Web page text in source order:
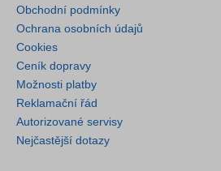
Obchodní podmínky
Ochrana osobních údajů
Cookies
Ceník dopravy
Možnosti platby
Reklamační řád
Autorizované servisy
Nejčastější dotazy